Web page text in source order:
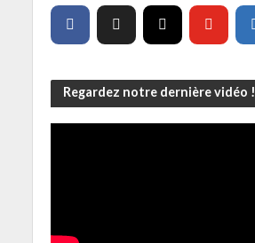
Regardez notre dernière vidéo !